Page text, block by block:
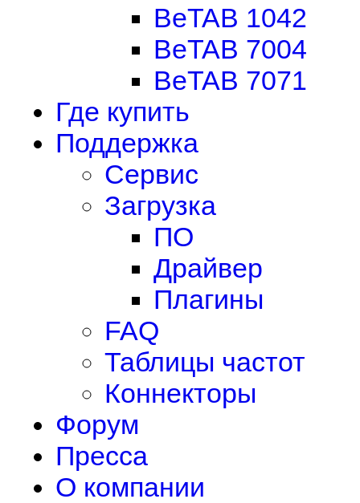
BeTAB 1042
BeTAB 7004
BeTAB 7071
Где купить
Поддержка
Сервис
Загрузка
ПО
Драйвер
Плагины
FAQ
Таблицы частот
Коннекторы
Форум
Пресса
О компании